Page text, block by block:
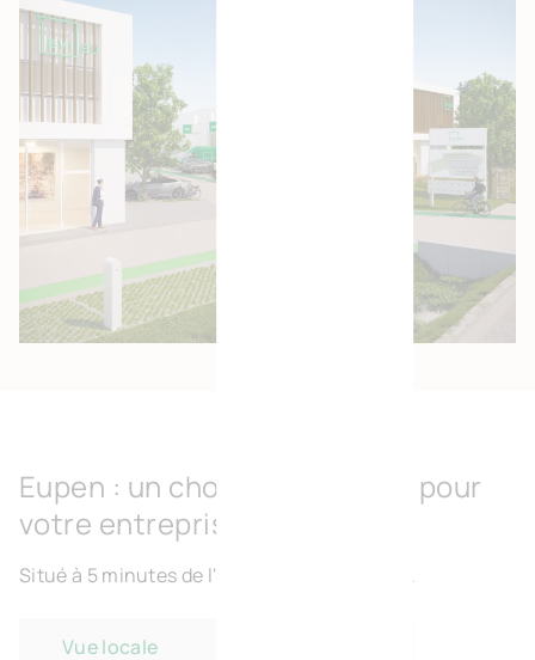
Eupen : un choix stratégique pour
votre entreprise
Situé à 5 minutes de l'E40 et 40 km de Liège.
Vue locale